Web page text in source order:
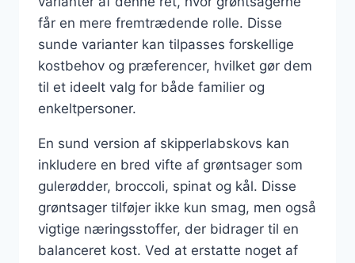
får en mere fremtrædende rolle. Disse
sunde varianter kan tilpasses forskellige
kostbehov og præferencer, hvilket gør dem
til et ideelt valg for både familier og
enkeltpersoner.
En sund version af skipperlabskovs kan
inkludere en bred vifte af grøntsager som
gulerødder, broccoli, spinat og kål. Disse
grøntsager tilføjer ikke kun smag, men også
vigtige næringsstoffer, der bidrager til en
balanceret kost. Ved at erstatte noget af